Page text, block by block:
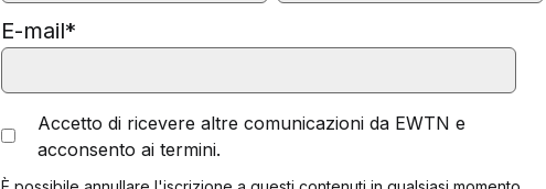
E-mail*
Accetto di ricevere altre comunicazioni da EWTN e
acconsento ai termini.